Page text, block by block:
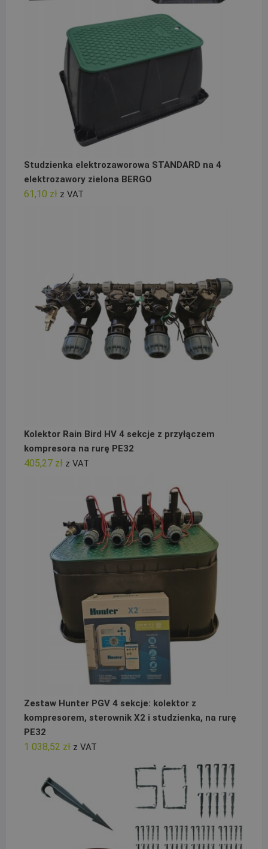
Studzienka elektrozaworowa STANDARD na 4
elektrozawory zielona BERGO
61,10 zł z VAT
Kolektor Rain Bird HV 4 sekcje z przyłączem
kompresora na rurę PE32
405,27 zł z VAT
Zestaw Hunter PGV 4 sekcje: kolektor z
kompresorem, sterownik X2 i studzienka, na rurę
PE32
1 038,52 zł z VAT